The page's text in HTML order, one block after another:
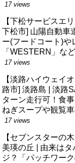
17 views
【下松サービスエ
下松市] 山陽自動車
ー(フードコート)や
「WESTERN」な
17 views
【淡路ハイウェイ
路市] 淡路島 | 淡路
ターン走行可！食
ねぎスープや観覧
17 views
【セブンスターの
美瑛の丘 | 由来は
ジ？「パッチワー